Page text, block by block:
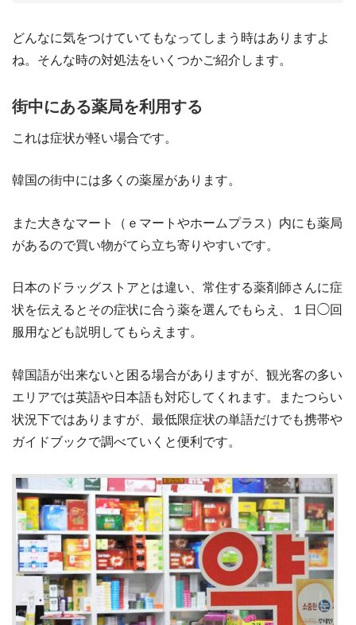
どんなに気をつけていてもなってしまう時はありますよ
ね。そんな時の対処法をいくつかご紹介します。
街中にある薬局を利用する
これは症状が軽い場合です。
韓国の街中には多くの薬屋があります。
また大きなマート（ｅマートやホームプラス）内にも薬局
があるので買い物がてら立ち寄りやすいです。
日本のドラッグストアとは違い、常住する薬剤師さんに症
状を伝えるとその症状に合う薬を選んでもらえ、１日◯回
服用なども説明してもらえます。
韓国語が出来ないと困る場合がありますが、観光客の多い
エリアでは英語や日本語も対応してくれます。またつらい
状況下ではありますが、最低限症状の単語だけでも携帯や
ガイドブックで調べていくと便利です。